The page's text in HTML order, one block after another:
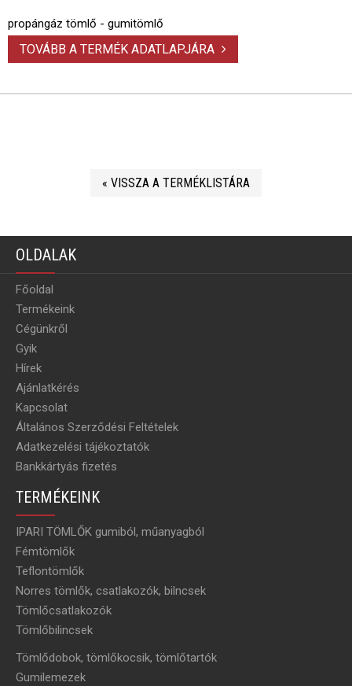
propángáz tömlő - gumitömlő
TOVÁBB A TERMÉK ADATLAPJÁRA
« VISSZA A TERMÉKLISTÁRA
OLDALAK
Főoldal
Termékeink
Cégünkről
Gyik
Hírek
Ajánlatkérés
Kapcsolat
Általános Szerződési Feltételek
Adatkezelési tájékoztatók
Bankkártyás fizetés
TERMÉKEINK
IPARI TÖMLŐK gumiból, műanyagból
Fémtömlők
Teflontömlők
Norres tömlők, csatlakozók, bilncsek
Tömlőcsatlakozók
Tömlőbilincsek
Tömlődobok, tömlőkocsik, tömlőtartók
Gumilemezek